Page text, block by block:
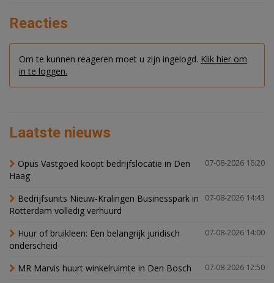
Reacties
Om te kunnen reageren moet u zijn ingelogd. Klik hier om
in te loggen.
Laatste nieuws
07-08-2026 16:20
Opus Vastgoed koopt bedrijfslocatie in Den
Haag
07-08-2026 14:43
Bedrijfsunits Nieuw-Kralingen Businesspark in
Rotterdam volledig verhuurd
07-08-2026 14:00
Huur of bruikleen: Een belangrijk juridisch
onderscheid
07-08-2026 12:50
MR Marvis huurt winkelruimte in Den Bosch